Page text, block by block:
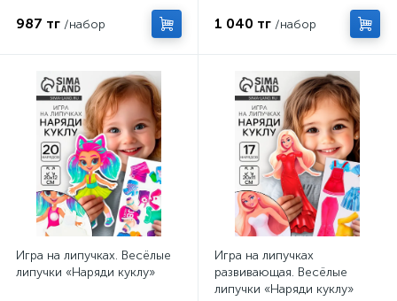
987 тг /набор 1 040 тг /набор
Игра на липучках. Весёлые
липучки «Наряди куклу»
Игра на липучках
развивающая. Весёлые
липучки «Наряди куклу»